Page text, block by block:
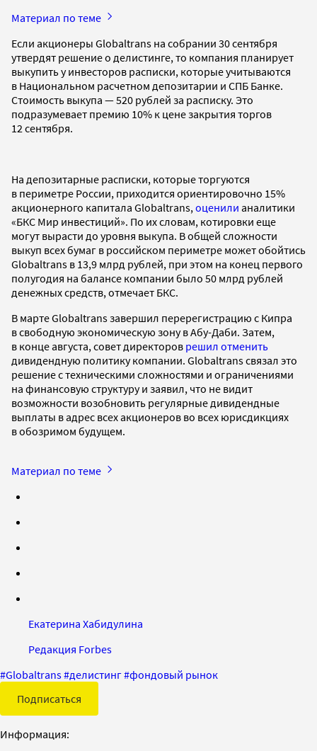
Материал по теме
Если акционеры Globaltrans на собрании 30 сентября
утвердят решение о делистинге, то компания планирует
выкупить у инвесторов расписки, которые учитываются
в Национальном расчетном депозитарии и СПБ Банке.
Стоимость выкупа — 520 рублей за расписку. Это
подразумевает премию 10% к цене закрытия торгов
12 сентября.
На депозитарные расписки, которые торгуются
в периметре России, приходится ориентировочно 15%
акционерного капитала Globaltrans, оценили аналитики
«БКС Мир инвестиций». По их словам, котировки еще
могут вырасти до уровня выкупа. В общей сложности
выкуп всех бумаг в российском периметре может обойтись
Globaltrans в 13,9 млрд рублей, при этом на конец первого
полугодия на балансе компании было 50 млрд рублей
денежных средств, отмечает БКС.
В марте Globaltrans завершил перерегистрацию с Кипра
в свободную экономическую зону в Абу-Даби. Затем,
в конце августа, совет директоров решил отменить
дивидендную политику компании. Globaltrans связал это
решение с техническими сложностями и ограничениями
на финансовую структуру и заявил, что не видит
возможности возобновить регулярные дивидендные
выплаты в адрес всех акционеров во всех юрисдикциях
в обозримом будущем.
Материал по теме
Екатерина Хабидулина
Редакция Forbes
#Globaltrans#делистинг#фондовый рынок
Подписаться
Информация: